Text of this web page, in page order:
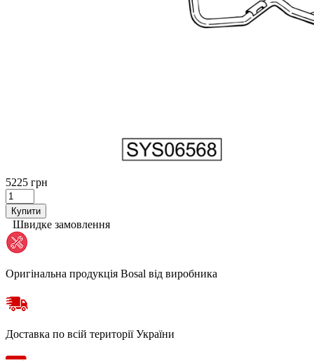
5225 грн
Купити
Швидке замовлення
Оригінальна продукція Bosal від виробника
Доставка по всій території України